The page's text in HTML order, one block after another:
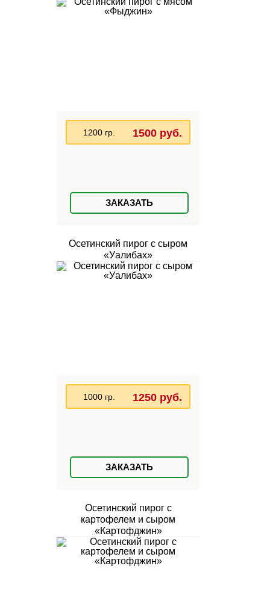
1200 гр. 1500 руб.
ЗАКАЗАТЬ
Осетинский пирог с сыром
«Уалибах»
1000 гр. 1250 руб.
ЗАКАЗАТЬ
Осетинский пирог с
картофелем и сыром
«Картофджин»